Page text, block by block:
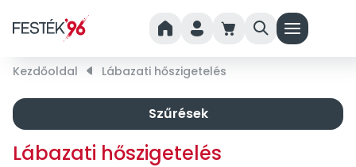
home person cart search menu
Kezdőoldal right_small Lábazati hőszigetelés
Lábazati hőszigetelés
Szűrések